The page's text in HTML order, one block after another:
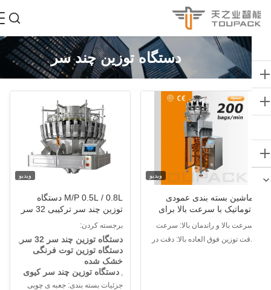
دستگاه توزین چند سر
بسته بندی عمودی
با سرعت بالا برای
وعده ها آجیل دانه ها
بسته بندی مواد غذایی
بالا و راندمان بالا: سرعت
بسته بندی 20-200 بسته در دقیقه،
توزین فوق العاده بالا: دقت در
M/P 0.5L / 0.8L دستگاه
توزین چند سر ترکیبی 32 سر
برای توت فرنگی خشک کیوی
خشک شده کشمشی
برجسته کردن:
دستگاه توزین چند سر 32 سر ,
دستگاه توزین توت فرنگی
خشک شده
دستگاه توزین چند سر کیوی
جزئیات بسته بندی: جعبه ی چوبی